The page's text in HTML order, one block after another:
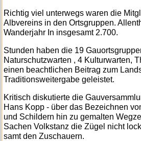
Richtig viel unterwegs waren die
Albvereins in den Ortsgruppen.
Wanderjahr In insgesamt 2.700.
Stunden haben die 19
Naturschutzwarten , 4 Kulturwarten,
einen beachtlichen Beitrag zum
Traditionsweitergabe geleistet.
Kritisch diskutierte die
Hans Kopp - über das Bezeichnen
und Schildern hin zu gemalten
Sachen Volkstanz die Zügel nicht
samt den Zuschauern.